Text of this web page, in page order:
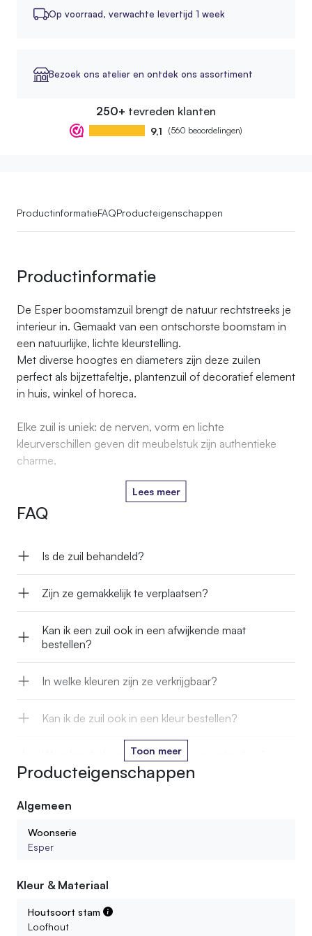
Op voorraad, verwachte levertijd 1 week
Bezoek ons atelier en ontdek ons assortiment
250+ tevreden klanten
9,1 (560 beoordelingen)
ProductinformatieFAQProducteigenschappen
Productinformatie
De Esper boomstamzuil brengt de natuur rechtstreeks je
interieur in. Gemaakt van een ontschorste boomstam in
een natuurlijke, lichte kleurstelling.
Met diverse hoogtes en diameters zijn deze zuilen
perfect als bijzettafeltje, plantenzuil of decoratief element
in huis, winkel of horeca.
Elke zuil is uniek: de nerven, vorm en lichte
kleurverschillen geven dit meubelstuk zijn authentieke
charme.
Lees meer
FAQ
Is de zuil behandeld?
Zijn ze gemakkelijk te verplaatsen?
Kan ik een zuil ook in een afwijkende maat
bestellen?
In welke kleuren zijn ze verkrijgbaar?
Kan ik de zuil ook in een kleur bestellen?
Waar kan ik de zuilen allemaal voor gebruiken?
Toon meer
Producteigenschappen
Algemeen
Woonserie
Esper
Kleur & Materiaal
Houtsoort stam
Loofhout